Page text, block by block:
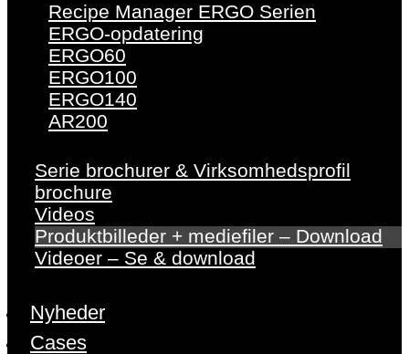
Recipe Manager ERGO Serien
ERGO-opdatering
ERGO60
ERGO100
ERGO140
AR200
Serie brochurer & Virksomhedsprofil
brochure
Videos
Produktbilleder + mediefiler – Download
Videoer – Se & download
Nyheder
Cases